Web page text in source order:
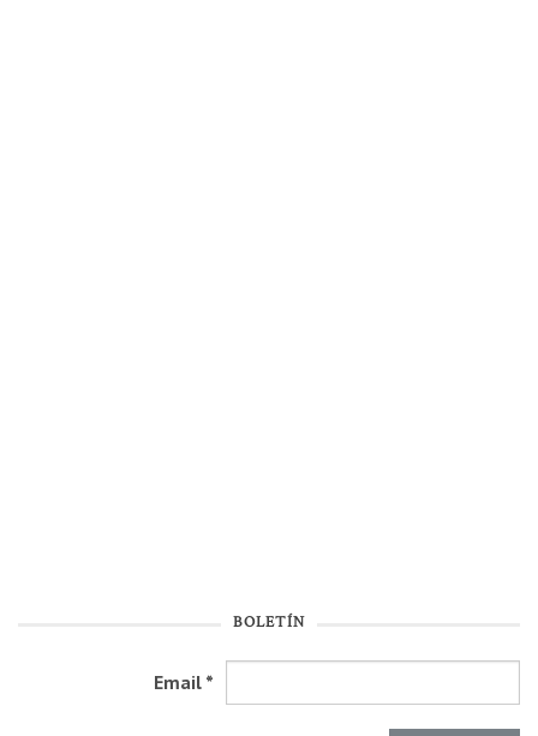
BOLETÍN
Email *